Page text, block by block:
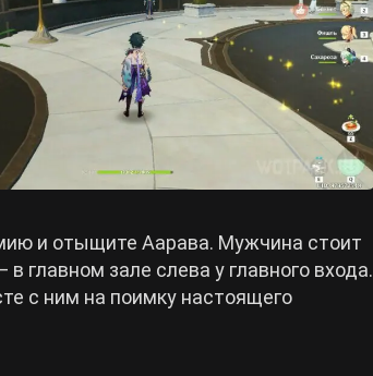
и отыщите Аарава. Мужчина стоит
главном зале слева у главного входа.
с ним на поимку настоящего